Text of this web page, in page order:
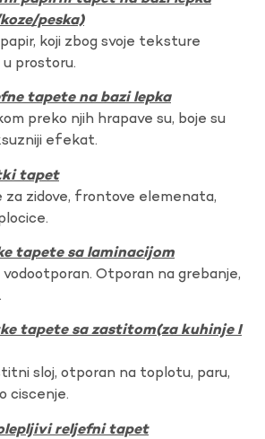
peska)
koji zbog svoje teksture
prostoru.
tapete na bazi lepka
preko njih hrapave su, boje su
efekat.
tapet
za zidove, frontove elemenata,
tapete sa laminacijom
Otporan na grebanje,
tapete sa zastitom(za kuhinje I
sloj, otporan na toplotu, paru,
ciscenje.
reljefni tapet